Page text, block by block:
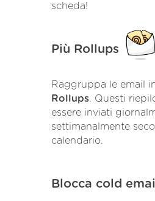
scheda!
Più Rollups
Raggruppa le email
Rollups. Questi
essere inviati
settimanalmente
calendario.
Blocca cold